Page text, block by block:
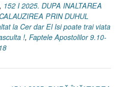
, 152 I 2025. DUPA INALTAREA
PRIN DUHUL
la Cer dar El Isi poate trai viata
!, Faptele Apostolilor 9.10-